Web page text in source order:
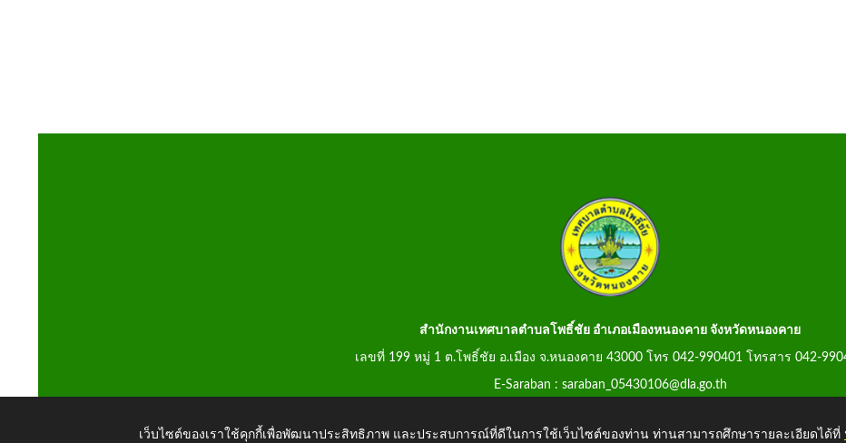
สำนักงานเทศบาลตำบลโพธิ์ชัย อำเภอเมืองหนองคาย จังหวัดหนองคาย
เลขที่ 199 หมู่ 1 ต.โพธิ์ชัย อ.เมือง จ.หนองคาย 43000 โทร 042-990401 โทรสาร 042-
E-Saraban : saraban_05430106@dla.go.th
เว็บไซต์ของเราใช้คุกกี้เพื่อพัฒนาประสิทธิภาพ และประสบการณ์ที่ดีในการใช้เว็บไซต์ของท่าน ท่านสามารถศึกษารายละเอียดได้ที่